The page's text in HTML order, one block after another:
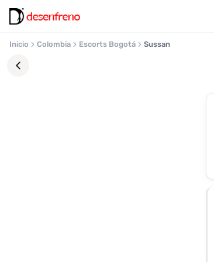
Inicio Colombia Escorts Bogotá Sussan